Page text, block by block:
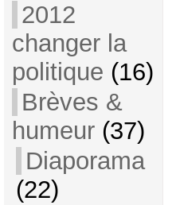
2012
changer la
politique (16)
Brèves &
humeur(37)
Diaporama
(22)